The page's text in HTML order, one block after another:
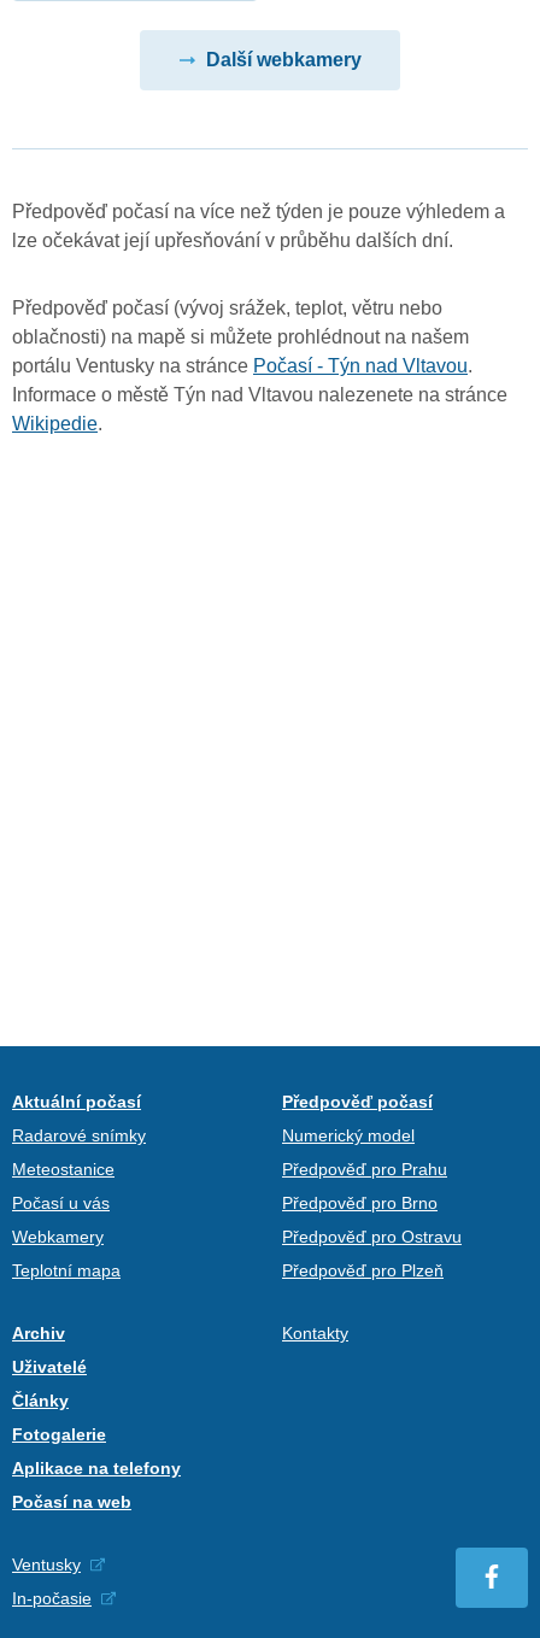
Další webkamery
Předpověď počasí na více než týden je pouze výhledem a
lze očekávat její upřesňování v průběhu dalších dní.
Předpověď počasí (vývoj srážek, teplot, větru nebo
oblačnosti) na mapě si můžete prohlédnout na našem
portálu Ventusky na stránce Počasí - Týn nad Vltavou.
Informace o městě Týn nad Vltavou nalezenete na stránce
Wikipedie.
Aktuální počasí
Radarové snímky
Meteostanice
Počasí u vás
Webkamery
Teplotní mapa
Předpověď počasí
Numerický model
Předpověď pro Prahu
Předpověď pro Brno
Předpověď pro Ostravu
Předpověď pro Plzeň
Archiv
Uživatelé
Články
Fotogalerie
Aplikace na telefony
Počasí na web
Kontakty
Ventusky
In-počasie